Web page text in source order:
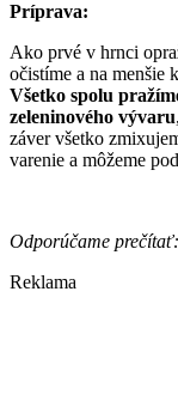
Príprava:
Ako prvé v hrnci
očistíme a na menšie
Všetko spolu
zeleninového vývaru
záver všetko
varenie a môžeme
Odporúčame prečítať:
Reklama